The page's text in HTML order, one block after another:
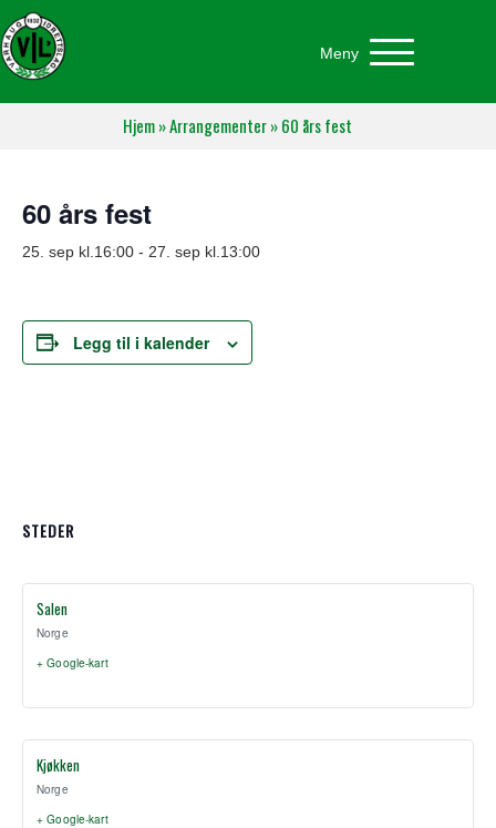
Meny
Hjem»Arrangementer»60 års fest
60 års fest
25. sep kl.16:00 - 27. sep kl.13:00
Legg til i kalender
STEDER
Salen
Norge
+ Google-kart
Kjøkken
Norge
+ Google-kart